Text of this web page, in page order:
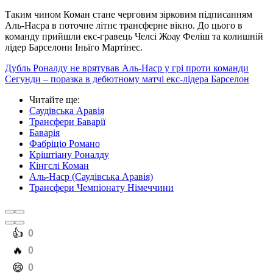
Таким чином Коман стане черговим зірковим підписанням
Аль-Насра в поточне літнє трансферне вікно. До цього в
команду прийшли екс-гравець Челсі Жоау Феліш та колишній
лідер Барселони Іньїго Мартінес.
Дубль Роналду не врятував Аль-Наср у грі проти команди
Сегунди – поразка в дебютному матчі екс-лідера Барселон
Читайте ще:
Саудівська Аравія
Трансфери Баварії
Баварія
Фабріціо Романо
Кріштіану Роналду
Кінгслі Коман
Аль-Наср (Саудівська Аравія)
Трансфери Чемпіонату Німеччини
️👍 0
️🔥 0
️😄 0